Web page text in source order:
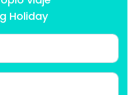
Holiday